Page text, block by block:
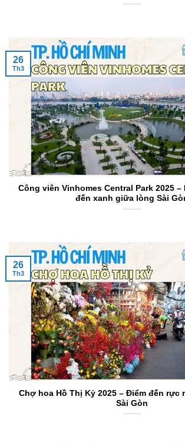
Công viên Vinhomes Central Park 2025 –
đến xanh giữa lòng Sài
26
Th3
Chợ hoa Hồ Thị Kỷ 2025 – Điểm đến rực
Sài Gòn
26
Th3